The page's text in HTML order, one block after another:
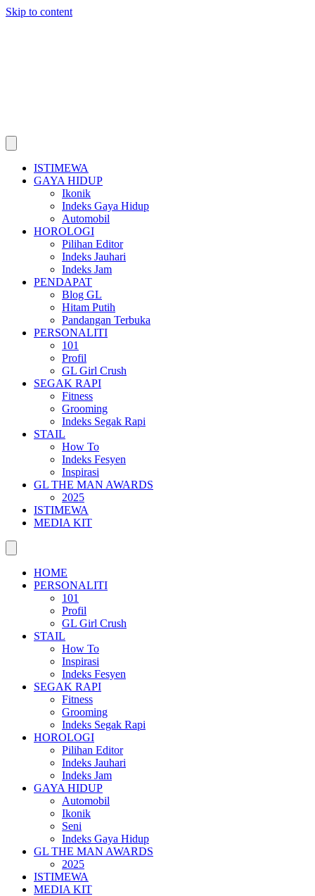
Skip to content
ISTIMEWA
GAYA HIDUP
Ikonik
Indeks Gaya Hidup
Automobil
HOROLOGI
Pilihan Editor
Indeks Jauhari
Indeks Jam
PENDAPAT
Blog GL
Hitam Putih
Pandangan Terbuka
PERSONALITI
101
Profil
GL Girl Crush
SEGAK RAPI
Fitness
Grooming
Indeks Segak Rapi
STAIL
How To
Indeks Fesyen
Inspirasi
GL THE MAN AWARDS
2025
ISTIMEWA
MEDIA KIT
HOME
PERSONALITI
101
Profil
GL Girl Crush
STAIL
How To
Inspirasi
Indeks Fesyen
SEGAK RAPI
Fitness
Grooming
Indeks Segak Rapi
HOROLOGI
Pilihan Editor
Indeks Jauhari
Indeks Jam
GAYA HIDUP
Automobil
Ikonik
Seni
Indeks Gaya Hidup
GL THE MAN AWARDS
2025
ISTIMEWA
MEDIA KIT